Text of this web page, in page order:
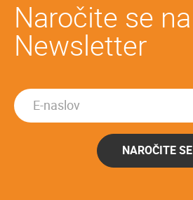
Naročite se na
Newsletter
NAROČITE SE